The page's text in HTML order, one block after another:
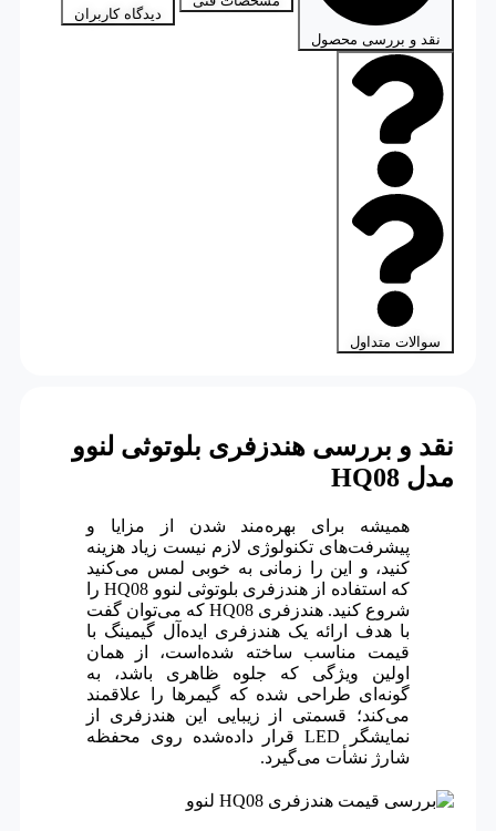
نقد و بررسی محصول
دیدگاه کاربران
سوالات متداول
نقد و بررسی هندزفری بلوتوثی لنوو
مدل HQ08
همیشه برای بهره‌مند شدن از مزایا و
پیشرفت‌های تکنولوژی لازم نیست زیاد هزینه
کنید، و این را زمانی به خوبی لمس می‌کنید
که استفاده از هندزفری بلوتوثی لنوو HQ08 را
شروع کنید. هندزفری HQ08 که می‌توان گفت
با هدف ارائه یک هندزفری ایده‌آل گیمینگ با
قیمت مناسب ساخته شده‌است، از همان
اولین ویژگی که جلوه ظاهری باشد، به
گونه‌ای طراحی شده که گیمرها را علاقمند
می‌کند؛ قسمتی از زیبایی این هندزفری از
نمایشگر LED قرار داده‌شده روی محفظه
شارژ نشأت می‌گیرد.